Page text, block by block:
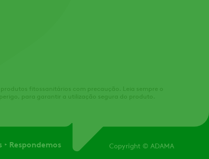
fitossanitários com precaução. Leia sempre o
para garantir a utilização segura do produto.
Respondemos Copyright © ADAMA